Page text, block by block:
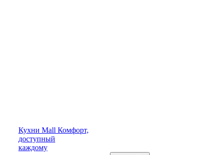
Кухни Mall Комфорт,
доступный
каждому